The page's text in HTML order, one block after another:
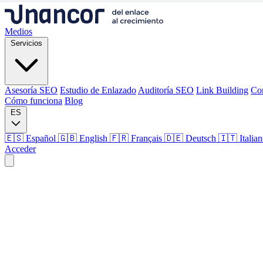
Medios
Servicios
Asesoría SEO Estudio de Enlazado Auditoría SEO Link Building
Cómo funciona Blog
ES
🇪🇸 Español 🇬🇧 English 🇫🇷 Français 🇩🇪 Deutsch 🇮🇹
Acceder